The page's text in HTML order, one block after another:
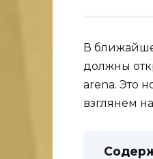
В
должны
arena. Это
взглянем